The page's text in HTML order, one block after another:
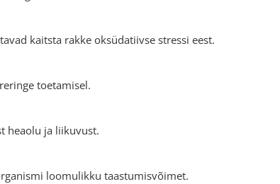
kaitsta rakke oksüdatiivse stressi eest.
toetamisel.
heaolu ja liikuvust.
loomulikku taastumisvõimet.